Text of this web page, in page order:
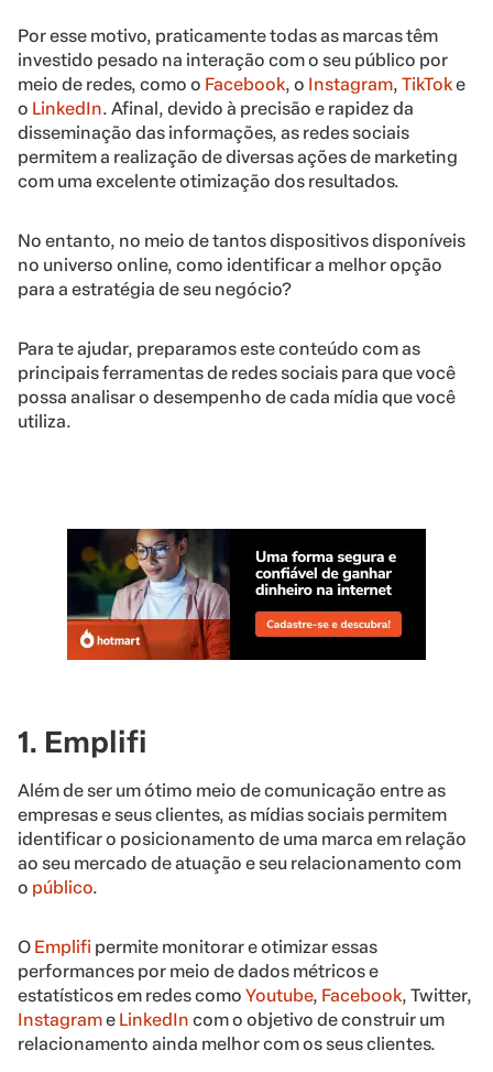
Por esse motivo, praticamente todas as marcas têm
investido pesado na interação com o seu público por
meio de redes, como o Facebook, o Instagram, TikToke
o LinkedIn. Afinal, devido à precisão e rapidez da
disseminação das informações, as redes sociais
permitem a realização de diversas ações de marketing
com uma excelente otimização dos resultados.
No entanto, no meio de tantos dispositivos disponíveis
no universo online, como identificar a melhor opção
para a estratégia de seu negócio?
Para te ajudar, preparamos este conteúdo com as
principais ferramentas de redes sociais para que você
possa analisar o desempenho de cada mídia que você
utiliza.
1. Emplifi
Além de ser um ótimo meio de comunicação entre as
empresas e seus clientes, as mídias sociais permitem
identificar o posicionamento de uma marca em relação
ao seu mercado de atuação e seu relacionamento com
o público.
O Emplifi permite monitorar e otimizar essas
performances por meio de dados métricos e
estatísticos em redes como Youtube, Facebook, Twitter,
Instagrame LinkedIn com o objetivo de construir um
relacionamento ainda melhor com os seus clientes.